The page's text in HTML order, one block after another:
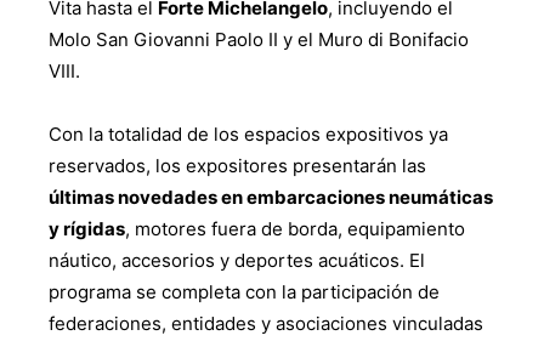
Vita hasta el Forte Michelangelo, incluyendo el
Molo San Giovanni Paolo II y el Muro di Bonifacio
VIII.
Con la totalidad de los espacios expositivos ya
reservados, los expositores presentarán las
últimas novedades en embarcaciones neumáticas
y rígidas, motores fuera de borda, equipamiento
náutico, accesorios y deportes acuáticos. El
programa se completa con la participación de
federaciones, entidades y asociaciones vinculadas